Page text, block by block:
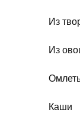
Из
Из
Каши